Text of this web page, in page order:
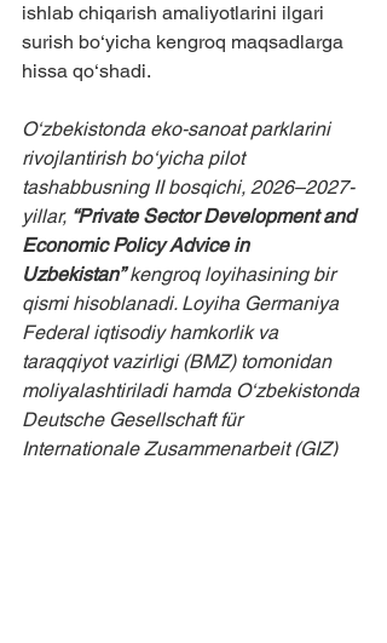
ishlab chiqarish amaliyotlarini ilgari
surish bo‘yicha kengroq maqsadlarga
hissa qo‘shadi.
O‘zbekistonda eko-sanoat parklarini
rivojlantirish bo‘yicha pilot
tashabbusning II bosqichi, 2026–2027-
yillar, “Private Sector Development and
Economic Policy Advice in
Uzbekistan” kengroq loyihasining bir
qismi hisoblanadi. Loyiha Germaniya
Federal iqtisodiy hamkorlik va
taraqqiyot vazirligi (BMZ) tomonidan
moliyalashtiriladi hamda O‘zbekistonda
Deutsche Gesellschaft für
Internationale Zusammenarbeit (GIZ)